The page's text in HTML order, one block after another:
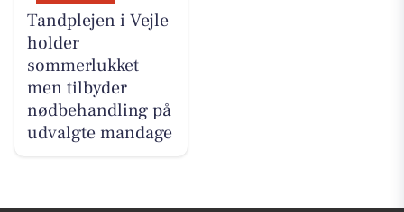
Tandplejen i Vejle
holder
sommerlukket
men tilbyder
nødbehandling på
udvalgte mandage